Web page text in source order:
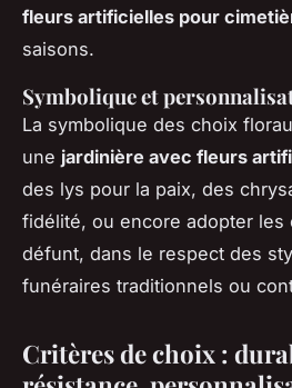
fleurs artificielles pour
saisons.
Symbolique et
La symbolique des choix
une jardinière avec fleurs
des lys pour la paix, des
fidélité, ou encore adopter les
défunt, dans le respect des
funéraires traditionnels ou
Critères de choix :